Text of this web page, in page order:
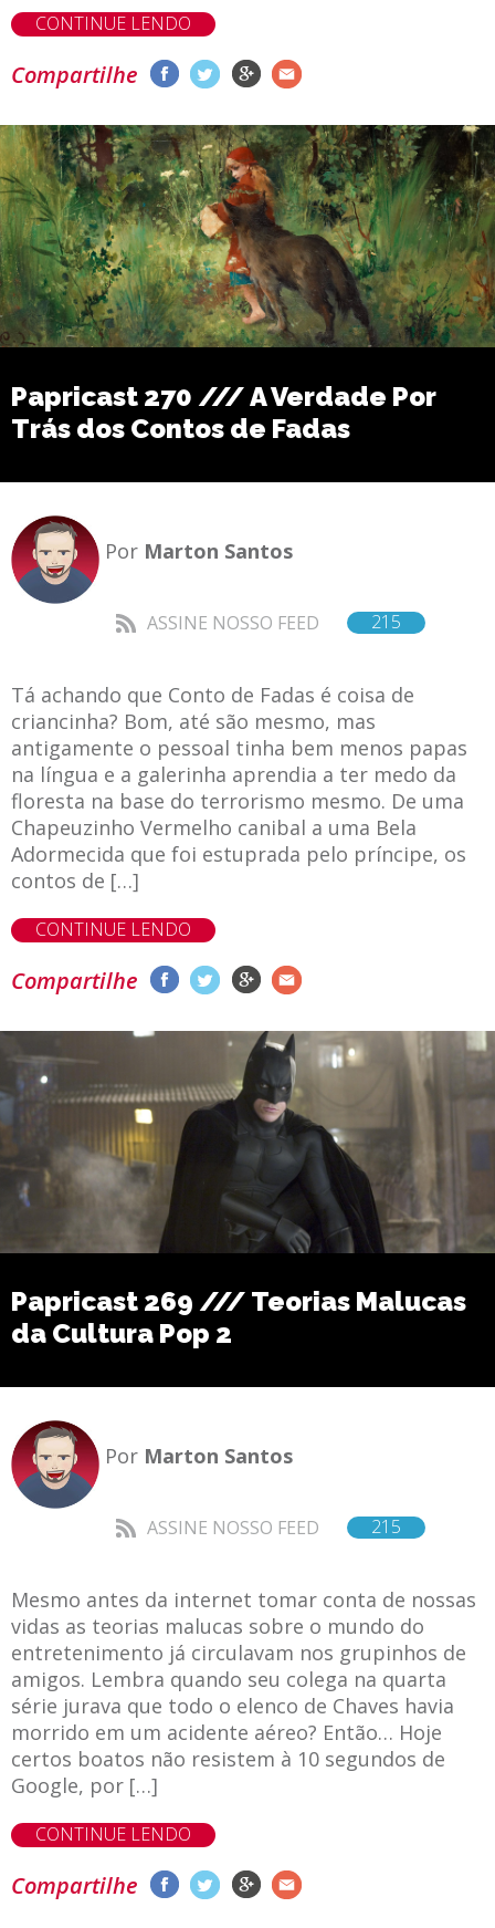
CONTINUE LENDO
Compartilhe
Papricast 270 /// A Verdade Por
Trás dos Contos de Fadas
Por Marton Santos
ASSINE NOSSO FEED 215
Tá achando que Conto de Fadas é coisa de
criancinha? Bom, até são mesmo, mas
antigamente o pessoal tinha bem menos papas
na língua e a galerinha aprendia a ter medo da
floresta na base do terrorismo mesmo. De uma
Chapeuzinho Vermelho canibal a uma Bela
Adormecida que foi estuprada pelo príncipe, os
contos de […]
CONTINUE LENDO
Compartilhe
Papricast 269 /// Teorias Malucas
da Cultura Pop 2
Por Marton Santos
ASSINE NOSSO FEED 215
Mesmo antes da internet tomar conta de nossas
vidas as teorias malucas sobre o mundo do
entretenimento já circulavam nos grupinhos de
amigos. Lembra quando seu colega na quarta
série jurava que todo o elenco de Chaves havia
morrido em um acidente aéreo? Então… Hoje
certos boatos não resistem à 10 segundos de
Google, por […]
CONTINUE LENDO
Compartilhe